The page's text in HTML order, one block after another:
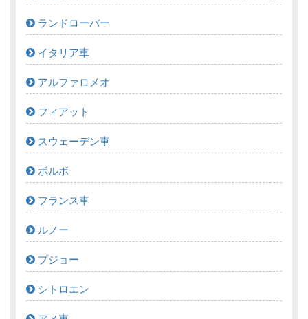
ランドローバー
イタリア車
アルファロメオ
フィアット
スウェーデン車
ボルボ
フランス車
ルノー
プジョー
シトロエン